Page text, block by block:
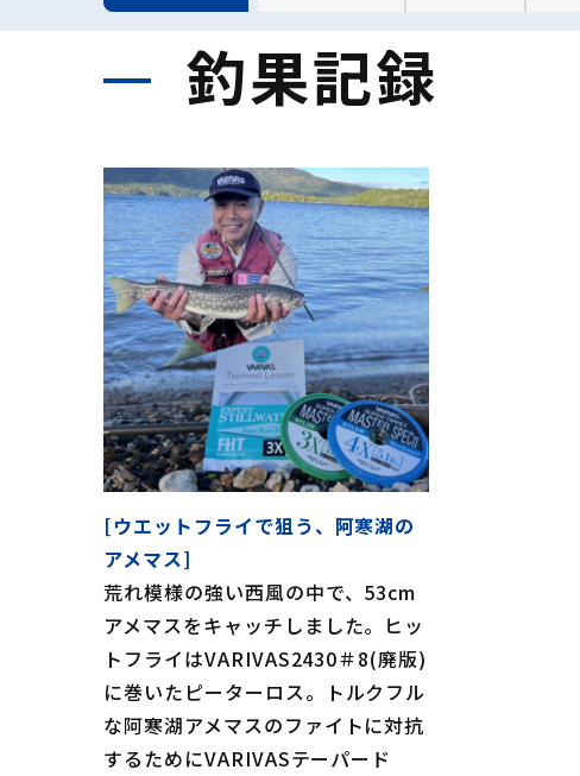
釣果記録
[ウエットフライで狙う、阿寒湖の
アメマス]
荒れ模様の強い西風の中で、53cm
アメマスをキャッチしました。ヒッ
トフライはVARIVAS2430＃8(廃版)
に巻いたピーターロス。トルクフル
な阿寒湖アメマスのファイトに対抗
するためにVARIVASテーパード